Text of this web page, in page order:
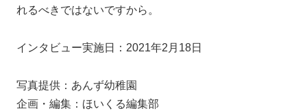
れるべきではないですから。
インタビュー実施日：2021年2月18日
写真提供：あんず幼稚園
企画・編集：ほいくる編集部